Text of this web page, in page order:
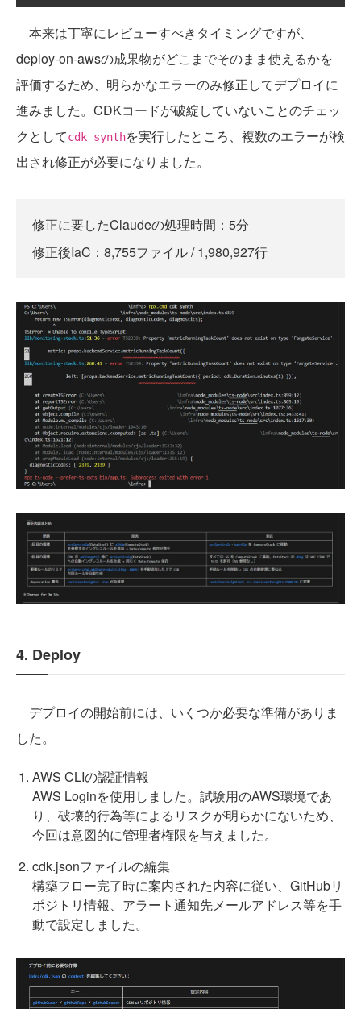
本来は丁寧にレビューすべきタイミングですが、
deploy-on-awsの成果物がどこまでそのまま使えるかを
評価するため、明らかなエラーのみ修正してデプロイに
進みました。CDKコードが破綻していないことのチェッ
クとしてcdk synthを実行したところ、複数のエラーが検
出され修正が必要になりました。
修正に要したClaudeの処理時間：5分
修正後IaC：8,755ファイル / 1,980,927行
4. Deploy
デプロイの開始前には、いくつか必要な準備がありま
した。
AWS CLIの認証情報
AWS Loginを使用しました。試験用のAWS環境であ
り、破壊的行為等によるリスクが明らかにないため、
今回は意図的に管理者権限を与えました。
cdk.jsonファイルの編集
構築フロー完了時に案内された内容に従い、GitHubリ
ポジトリ情報、アラート通知先メールアドレス等を手
動で設定しました。